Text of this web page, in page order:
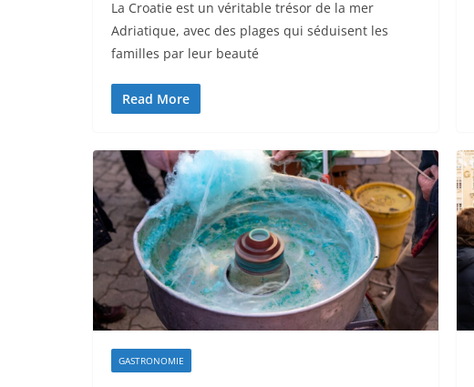
La Croatie est un véritable trésor de la mer
Adriatique, avec des plages qui séduisent les
familles par leur beauté
Read More
GASTRONOMIE